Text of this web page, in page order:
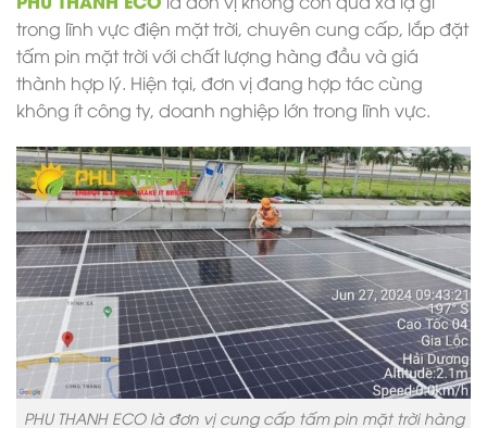
trong lĩnh vực điện mặt trời, chuyên cung cấp, lắp đặt
tấm pin mặt trời với chất lượng hàng đầu và giá
thành hợp lý. Hiện tại, đơn vị đang hợp tác cùng
không ít công ty, doanh nghiệp lớn trong lĩnh vực.
PHU THANH ECO là đơn vị cung cấp tấm pin mặt trời hàng